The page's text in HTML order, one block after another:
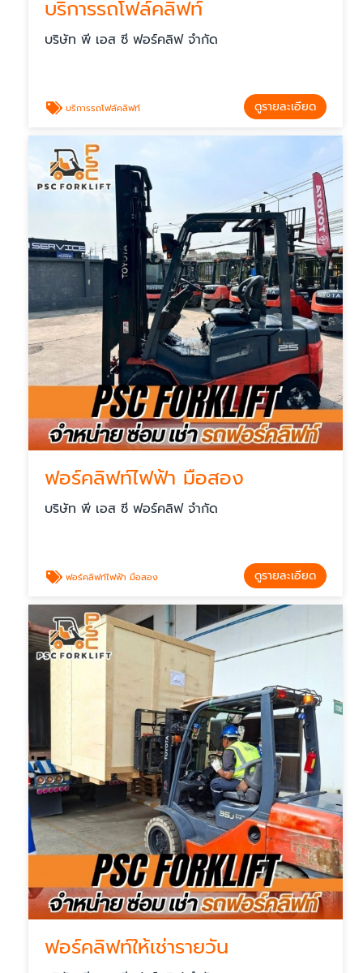
บริการรถโฟล์คลิฟท์
บริษัท พี เอส ซี ฟอร์คลิฟ จำกัด
บริการรถโฟล์คลิฟท์ ดูรายละเอียด
ฟอร์คลิฟท์ไฟฟ้า มือสอง
บริษัท พี เอส ซี ฟอร์คลิฟ จำกัด
ฟอร์คลิฟท์ไฟฟ้า มือสอง ดูรายละเอียด
ฟอร์คลิฟท์ให้เช่ารายวัน